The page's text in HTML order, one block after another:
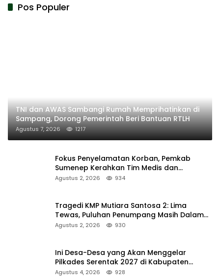
Pos Populer
TNI dan AWAS Sambangi Rumah Memprihatinkan di
Sampang, Dorong Pemerintah Beri Bantuan RTLH
Agustus 7, 2026 1217
Fokus Penyelamatan Korban, Pemkab
Sumenep Kerahkan Tim Medis dan
Ambulans ke Pelabuhan Kalianget
Agustus 2, 2026 934
Tragedi KMP Mutiara Santosa 2: Lima
Tewas, Puluhan Penumpang Masih Dalam
Pencarian
Agustus 2, 2026 930
Ini Desa-Desa yang Akan Menggelar
Pilkades Serentak 2027 di Kabupaten
Sumenep
Agustus 4, 2026 928